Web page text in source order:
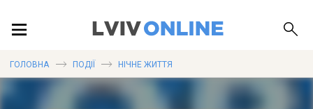
ЛОКАЦІЇ
ГОЛОВНА ПОДІЇ НІЧНЕ ЖИТТЯ